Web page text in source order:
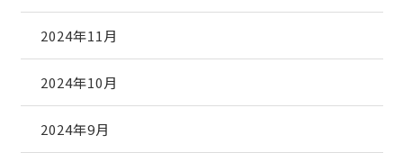
2024年11月
2024年10月
2024年9月